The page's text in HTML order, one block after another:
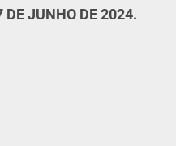
DE JUNHO DE 2024.